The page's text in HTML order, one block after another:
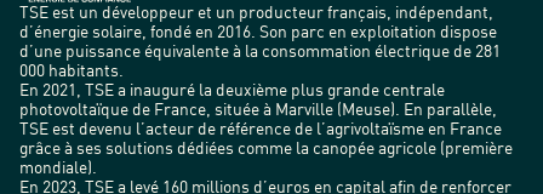
TSE est un développeur et un producteur français, indépendant,
d’énergie solaire, fondé en 2016. Son parc en exploitation dispose
d’une puissance équivalente à la consommation électrique de 281
000 habitants.
En 2021, TSE a inauguré la deuxième plus grande centrale
photovoltaïque de France, située à Marville (Meuse). En parallèle,
TSE est devenu l’acteur de référence de l’agrivoltaïsme en France
grâce à ses solutions dédiées comme la canopée agricole (première
mondiale).
En 2023, TSE a levé 160 millions d’euros en capital afin de renforcer